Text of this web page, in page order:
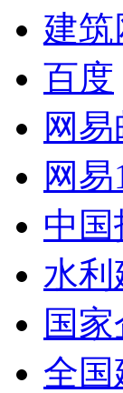
建筑
百度
网
网易
中
水利
国
全